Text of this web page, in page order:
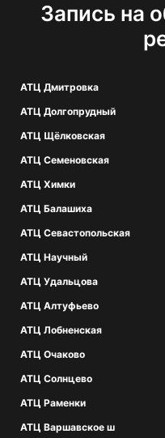
Запись на
АТЦ Дмитровка
АТЦ Долгопрудный
АТЦ Щёлковская
АТЦ Семеновская
АТЦ Химки
АТЦ Балашиха
АТЦ Севастопольская
АТЦ Научный
АТЦ Удальцова
АТЦ Алтуфьево
АТЦ Лобненская
АТЦ Очаково
АТЦ Солнцево
АТЦ Раменки
АТЦ Варшавское ш